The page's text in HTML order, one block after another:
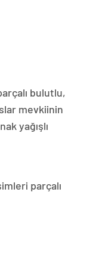
bulutlu,
mevkiinin
yağışlı
parçalı